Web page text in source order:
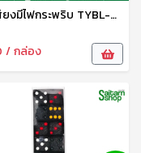
ปืนมีเสียงมีไฟกระพริบ TYBL-AK-2279 Zonertoy
/ กล่อง